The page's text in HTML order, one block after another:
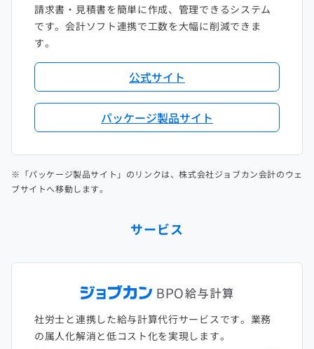
請求書・見積書を簡単に作成、管理できるシステム
です。会計ソフト連携で工数を大幅に削減できま
す。
公式サイト
パッケージ製品サイト
※「パッケージ製品サイト」のリンクは、株式会社ジョブカン会計のウェ
ブサイトへ移動します。
サービス
社労士と連携した給与計算代行サービスです。業務
の属人化解消と低コスト化を実現します。